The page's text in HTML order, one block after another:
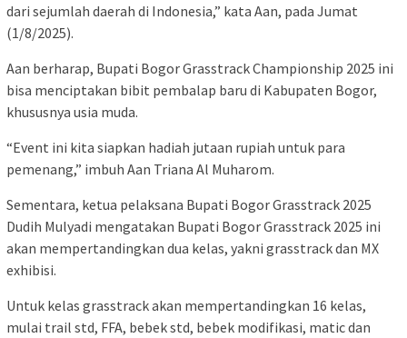
dari sejumlah daerah di Indonesia,” kata Aan, pada Jumat
(1/8/2025).
Aan berharap, Bupati Bogor Grasstrack Championship 2025 ini
bisa menciptakan bibit pembalap baru di Kabupaten Bogor,
khususnya usia muda.
“Event ini kita siapkan hadiah jutaan rupiah untuk para
pemenang,” imbuh Aan Triana Al Muharom.
Sementara, ketua pelaksana Bupati Bogor Grasstrack 2025
Dudih Mulyadi mengatakan Bupati Bogor Grasstrack 2025 ini
akan mempertandingkan dua kelas, yakni grasstrack dan MX
exhibisi.
Untuk kelas grasstrack akan mempertandingkan 16 kelas,
mulai trail std, FFA, bebek std, bebek modifikasi, matic dan